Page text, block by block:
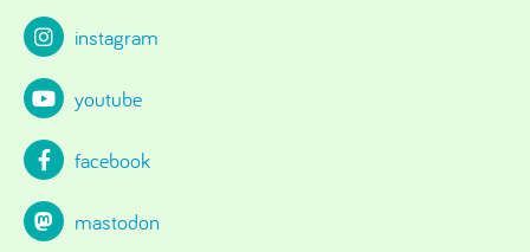
instagram
youtube
facebook
mastodon